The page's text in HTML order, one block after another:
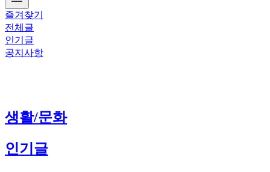
즐겨찾기
전체글
인기글
공지사항
생활/문화
인기글